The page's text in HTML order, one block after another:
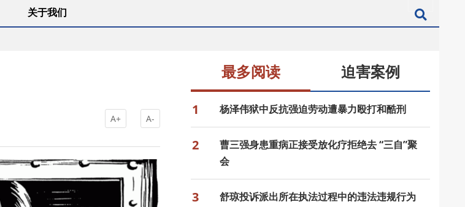
关于我们
A+ A-
最多阅读 迫害案例
1 杨泽伟狱中反抗强迫劳动遭暴力殴打和酷刑
2
曹三强身患重病正接受放化疗拒绝去 “三自”聚
会
3 舒琼投诉派出所在执法过程中的违法违规行为